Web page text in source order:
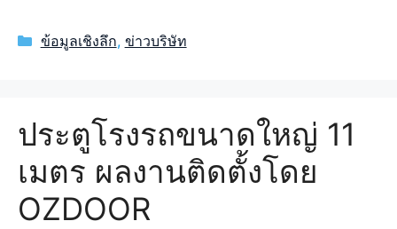
Categories
ข้อมูลเชิงลึก, ข่าวบริษัท
ประตูโรงรถขนาดใหญ่ 11
เมตร ผลงานติดตั้งโดย
OZDOOR